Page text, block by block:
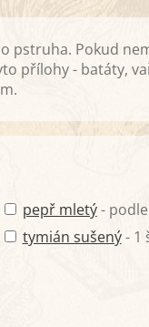
pstruha. Pokud
přílohy - batáty,
pepř mletý-
tymián sušený- 1